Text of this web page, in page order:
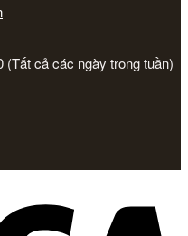
cả các ngày trong tuần)